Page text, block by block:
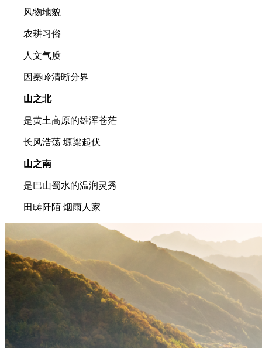
风物地貌
农耕习俗
人文气质
因秦岭清晰分界
山之北
是黄土高原的雄浑苍茫
长风浩荡 塬梁起伏
山之南
是巴山蜀水的温润灵秀
田畴阡陌 烟雨人家